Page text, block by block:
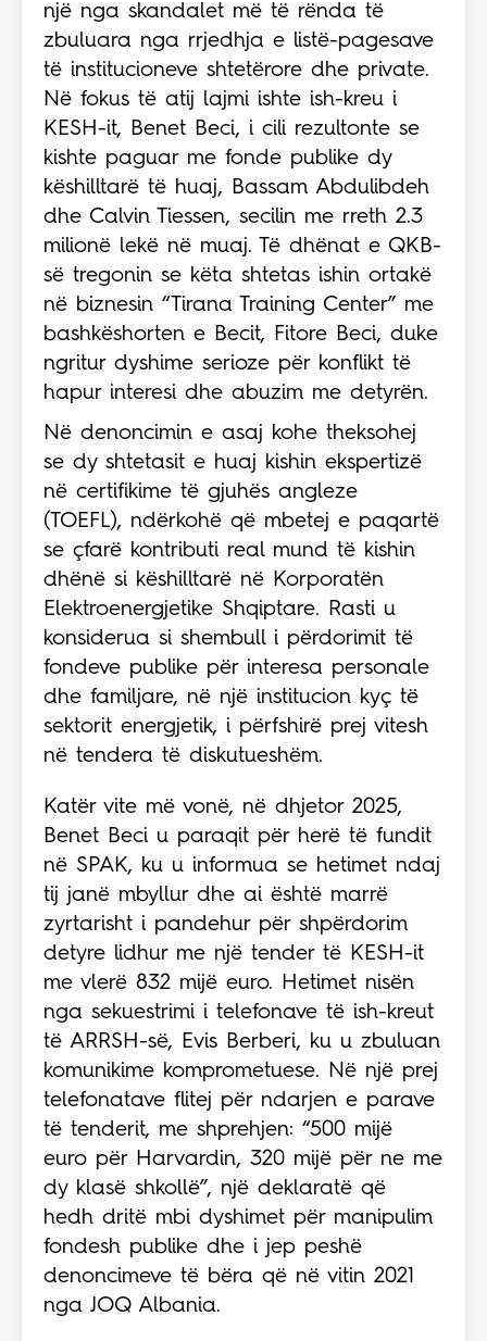
një nga skandalet më të rënda të
zbuluara nga rrjedhja e listë-pagesave
të institucioneve shtetërore dhe private.
Në fokus të atij lajmi ishte ish-kreu i
KESH-it, Benet Beci, i cili rezultonte se
kishte paguar me fonde publike dy
këshilltarë të huaj, Bassam Abdulibdeh
dhe Calvin Tiessen, secilin me rreth 2.3
milionë lekë në muaj. Të dhënat e QKB-
së tregonin se këta shtetas ishin ortakë
në biznesin “Tirana Training Center” me
bashkëshorten e Becit, Fitore Beci, duke
ngritur dyshime serioze për konflikt të
hapur interesi dhe abuzim me detyrën.
Në denoncimin e asaj kohe theksohej
se dy shtetasit e huaj kishin ekspertizë
në certifikime të gjuhës angleze
(TOEFL), ndërkohë që mbetej e paqartë
se çfarë kontributi real mund të kishin
dhënë si këshilltarë në Korporatën
Elektroenergjetike Shqiptare. Rasti u
konsiderua si shembull i përdorimit të
fondeve publike për interesa personale
dhe familjare, në një institucion kyç të
sektorit energjetik, i përfshirë prej vitesh
në tendera të diskutueshëm.
Katër vite më vonë, në dhjetor 2025,
Benet Beci u paraqit për herë të fundit
në SPAK, ku u informua se hetimet ndaj
tij janë mbyllur dhe ai është marrë
zyrtarisht i pandehur për shpërdorim
detyre lidhur me një tender të KESH-it
me vlerë 832 mijë euro. Hetimet nisën
nga sekuestrimi i telefonave të ish-kreut
të ARRSH-së, Evis Berberi, ku u zbuluan
komunikime komprometuese. Në një prej
telefonatave flitej për ndarjen e parave
të tenderit, me shprehjen: “500 mijë
euro për Harvardin, 320 mijë për ne me
dy klasë shkollë”, një deklaratë që
hedh dritë mbi dyshimet për manipulim
fondesh publike dhe i jep peshë
denoncimeve të bëra që në vitin 2021
nga JOQ Albania.